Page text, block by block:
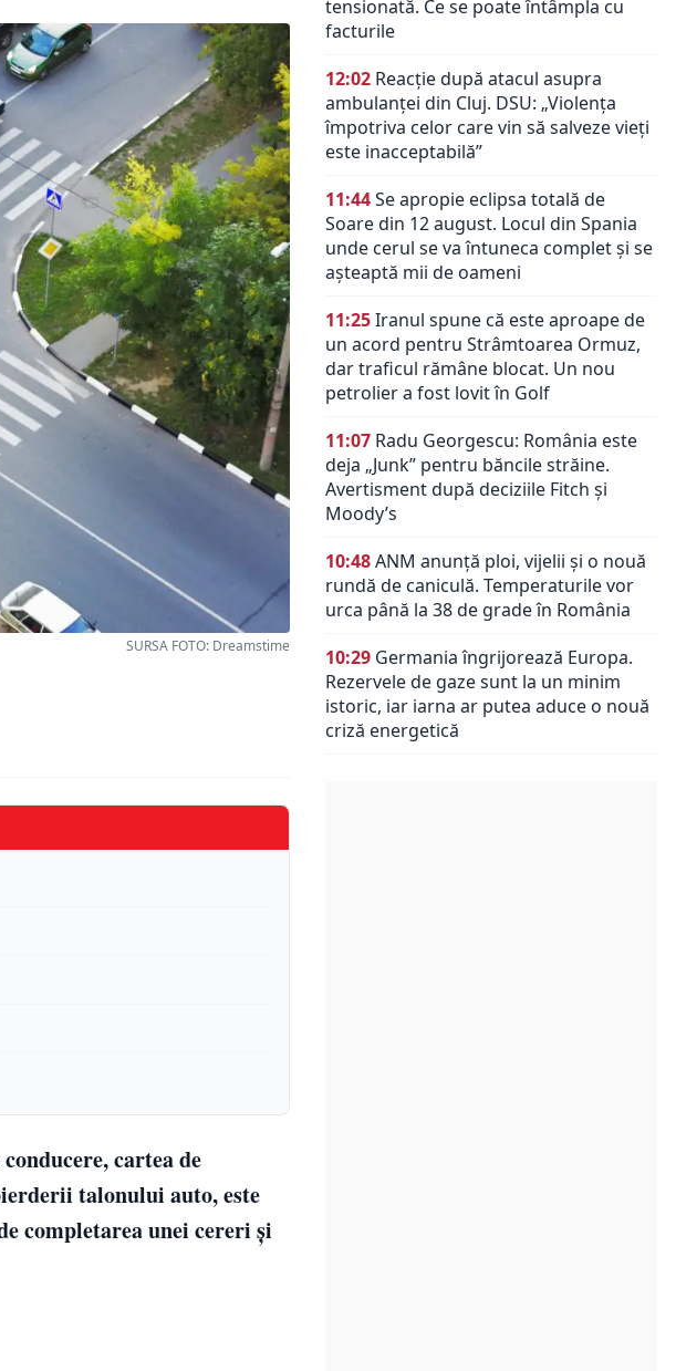
SURSA FOTO: Dreamstime
cartea de
talonului auto, este
completarea unei cereri și
tensionată. Ce se poate întâmpla cu
facturile
12:02 Reacție după atacul asupra
ambulanței din Cluj. DSU: „Violența
împotriva celor care vin să salveze vieți
este inacceptabilă”
11:44Se apropie eclipsa totală de
Soare din 12 august. Locul din Spania
unde cerul se va întuneca complet și se
așteaptă mii de oameni
11:25Iranul spune că este aproape de
un acord pentru Strâmtoarea Ormuz,
dar traficul rămâne blocat. Un nou
petrolier a fost lovit în Golf
11:07 Radu Georgescu: România este
deja „Junk” pentru băncile străine.
Avertisment după deciziile Fitch și
Moody’s
10:48ANM anunță ploi, vijelii și o nouă
rundă de caniculă. Temperaturile vor
urca până la 38 de grade în România
10:29 Germania îngrijorează Europa.
Rezervele de gaze sunt la un minim
istoric, iar iarna ar putea aduce o nouă
criză energetică